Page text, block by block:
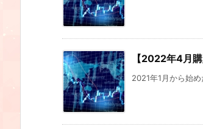
【2022年4月
2021年1月から始